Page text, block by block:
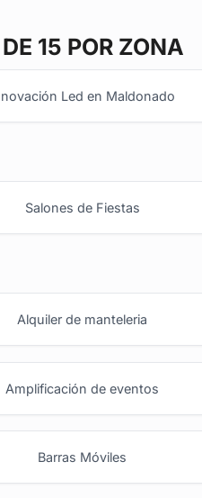
15 POR ZONA
Led en Maldonado
Salones de Fiestas
Alquiler de manteleria
Amplificación de eventos
Barras Móviles